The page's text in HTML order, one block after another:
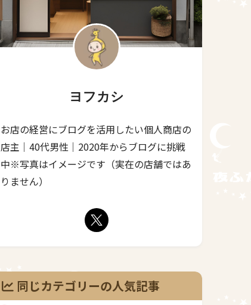
ヨフカシ
お店の経営にブログを活用したい個人商店の
店主｜40代男性｜2020年からブログに挑戦
中※写真はイメージです（実在の店舗ではあ
りません）
同じカテゴリーの人気記事